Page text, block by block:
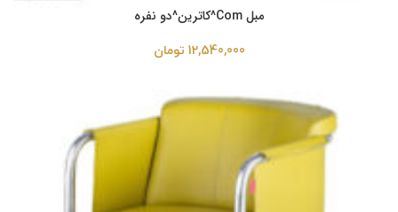
مبل Com^کاترین^دو نفره
12,540,000 تومان